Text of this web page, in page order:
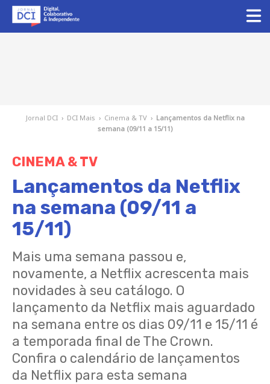
Jornal DCI › DCI Mais › Cinema & TV › Lançamentos da Netflix na
semana (09/11 a 15/11)
CINEMA & TV
Lançamentos da Netflix
na semana (09/11 a
15/11)
Mais uma semana passou e,
novamente, a Netflix acrescenta mais
novidades à seu catálogo. O
lançamento da Netflix mais aguardado
na semana entre os dias 09/11 e 15/11 é
a temporada final de The Crown.
Confira o calendário de lançamentos
da Netflix para esta semana